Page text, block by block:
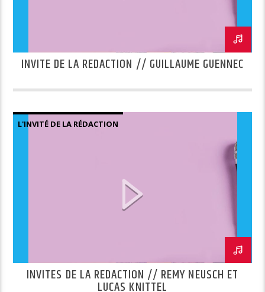
INVITE DE LA REDACTION // GUILLAUME GUENNEC
L'INVITÉ DE LA RÉDACTION
INVITES DE LA REDACTION // REMY NEUSCH ET
LUCAS KNITTEL